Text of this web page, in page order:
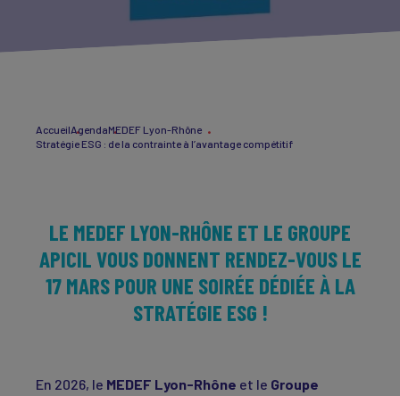
AccueilAgendaMEDEF Lyon-Rhône
Stratégie ESG : de la contrainte à l’avantage compétitif
LE MEDEF LYON-RHÔNE ET LE GROUPE
APICIL VOUS DONNENT RENDEZ-VOUS LE
17 MARS POUR UNE SOIRÉE DÉDIÉE À LA
STRATÉGIE ESG !
En 2026, le MEDEF Lyon-Rhône et le Groupe